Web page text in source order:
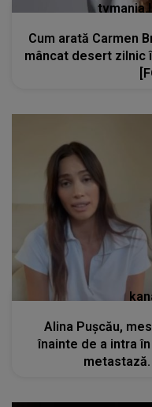
Cum arată Carmen
mâncat desert zilnic
Alina Pușcău,
înainte de a intra